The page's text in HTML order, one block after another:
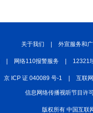
关于我们 | 外宣服务和
| 网络110报警服务 | 12321
京 ICP 证 040089 号-1 | 互联
信息网络传播视听节目许
版权所有 中国互联